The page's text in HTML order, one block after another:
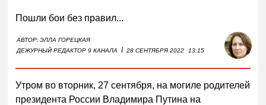
Пошли бои без правил...
АВТОР:ЭЛЛА ГОРЕЦКАЯ
ДЕЖУРНЫЙ РЕДАКТОР 9 КАНАЛА
I 28 СЕНТЯБРЯ 2022 13:15
Утром во вторник, 27 сентября, на могиле родителей
президента России Владимира Путина на